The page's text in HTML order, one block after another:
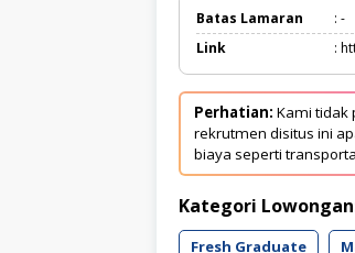
Batas Lamaran
: -
Link
:
Perhatian: Kami tidak
rekrutmen disitus ini
biaya seperti
Kategori
Fresh Graduate